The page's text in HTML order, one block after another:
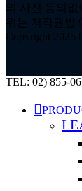
의 사전 동의없
위는 저작권법
Copyright 2025
Close
TEL: 02) 855-